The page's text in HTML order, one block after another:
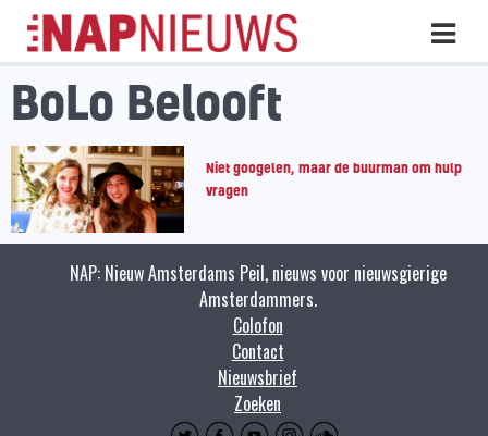
Skip
naar
inhoud
BoLo Belooft
Niet googelen, maar de buurman om hulp
vragen
NAP: Nieuw Amsterdams Peil, nieuws voor nieuwsgierige
Amsterdammers.
Colofon
Contact
Nieuwsbrief
Zoeken